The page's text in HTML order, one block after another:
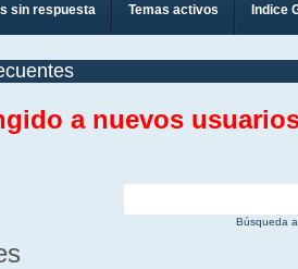
sin respuesta Temas activos Indice
a nuevos
Búsqueda